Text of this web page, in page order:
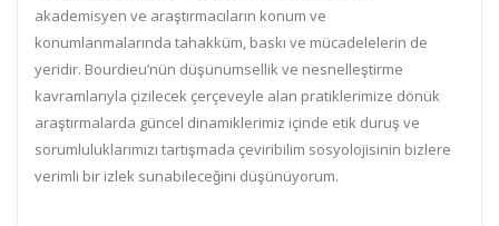
akademisyen ve araştırmacıların konum ve
konumlanmalarında tahakküm, baskı ve mücadelelerin de
yeridir. Bourdieu’nün düşünümsellik ve nesnelleştirme
kavramlarıyla çizilecek çerçeveyle alan pratiklerimize dönük
araştırmalarda güncel dinamiklerimiz içinde etik duruş ve
sorumluluklarımızı tartışmada çeviribilim sosyolojisinin bizlere
verimli bir izlek sunabileceğini düşünüyorum.